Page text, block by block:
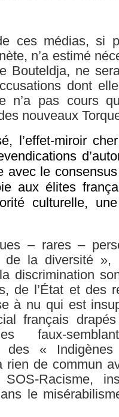
ces médias, si
n’a estimé
Bouteldja, ne
dont
n’a pas cours
nouveaux
l’effet-miroir
avec le
aux élites
culturelle,
– rares –
de la diversité »,
discrimination
de l’État et des
à nu qui est
français
faux-
des «
rien de commun
Racisme,
le